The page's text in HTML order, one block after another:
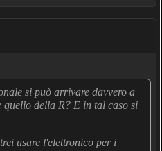
si può arrivare davvero a
quello della R? E in tal caso si
usare l'elettronico per i